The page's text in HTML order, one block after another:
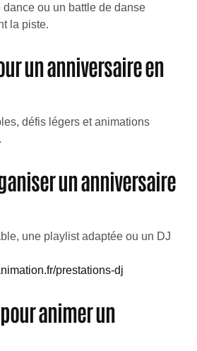
dance ou un battle de danse
la piste.
un anniversaire en
défis légers et animations
un anniversaire
une playlist adaptée ou un DJ
prestations-dj
animer un